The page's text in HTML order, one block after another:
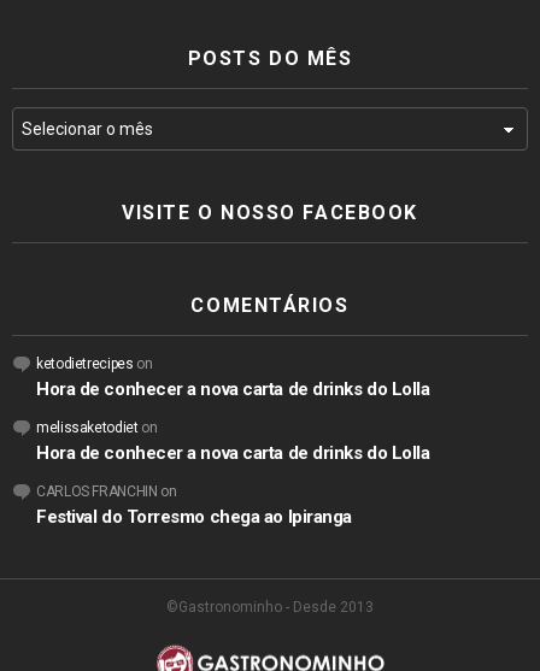
POSTS DO MÊS
VISITE O NOSSO FACEBOOK
COMENTÁRIOS
ketodietrecipes on
Hora de conhecer a nova carta de drinks do Lolla
melissaketodieton
Hora de conhecer a nova carta de drinks do Lolla
CARLOS FRANCHIN on
Festival do Torresmo chega ao Ipiranga
©Gastronominho - Desde 2013